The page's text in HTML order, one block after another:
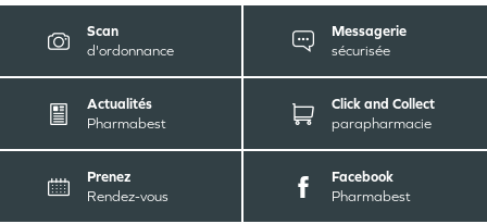
Scan
d'ordonnance
Messagerie
sécurisée
Actualités
Pharmabest
Click and Collect
parapharmacie
Prenez
Rendez-vous
Facebook
Pharmabest